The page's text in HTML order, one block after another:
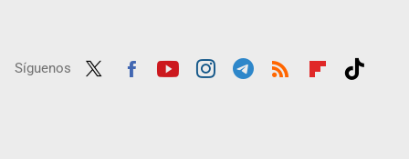
Síguenos